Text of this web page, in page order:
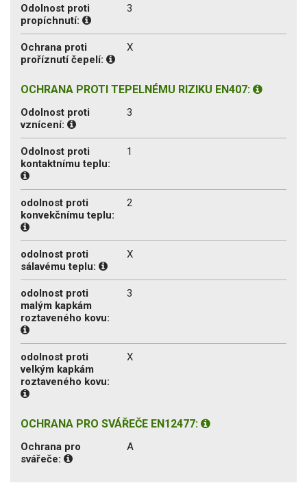
Odolnost proti
propíchnutí:
3
Ochrana proti
proříznutí čepelí:
X
OCHRANA PROTI TEPELNÉMU RIZIKU EN407:
Odolnost proti
vznícení:
3
Odolnost proti
kontaktnímu teplu:
1
odolnost proti
konvekčnímu teplu:
2
odolnost proti
sálavému teplu:
X
odolnost proti
malým kapkám
roztaveného kovu:
3
odolnost proti
velkým kapkám
roztaveného kovu:
X
OCHRANA PRO SVÁŘEČE EN12477:
Ochrana pro
svářeče:
A